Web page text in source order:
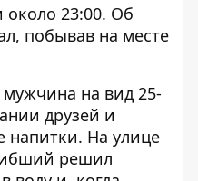
около 23:00. Об
побывав на месте
на вид 25-
друзей и
напитки. На улице
решил